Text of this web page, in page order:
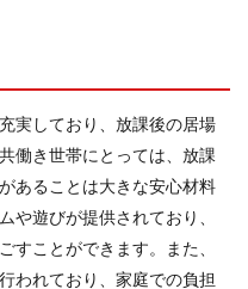
実しており、放課後の居場
働き世帯にとっては、放課
あることは大きな安心材料
や遊びが提供されており、
すことができます。また、
われており、家庭での負担